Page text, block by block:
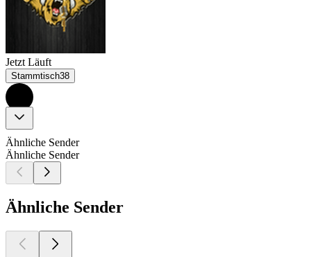
Jetzt Läuft
Stammtisch38
Ähnliche Sender
Ähnliche Sender
Ähnliche Sender